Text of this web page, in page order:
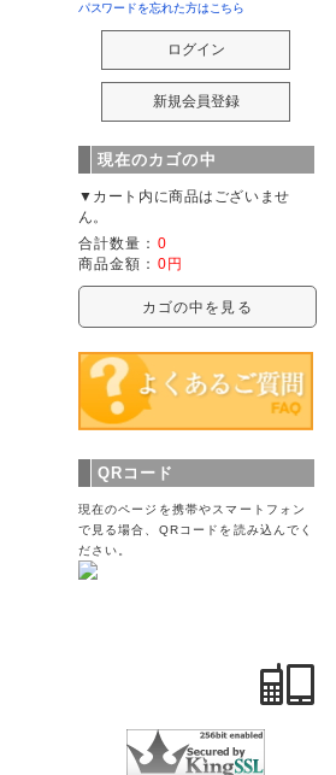
パスワードを忘れた方はこちら
現在のカゴの中
▼カート内に商品はございませ
ん。
合計数量： 0
商品金額： 0円
カゴの中を見る
QRコード
現在のページを携帯やスマートフォン
で見る場合、QRコードを読み込んでく
ださい。